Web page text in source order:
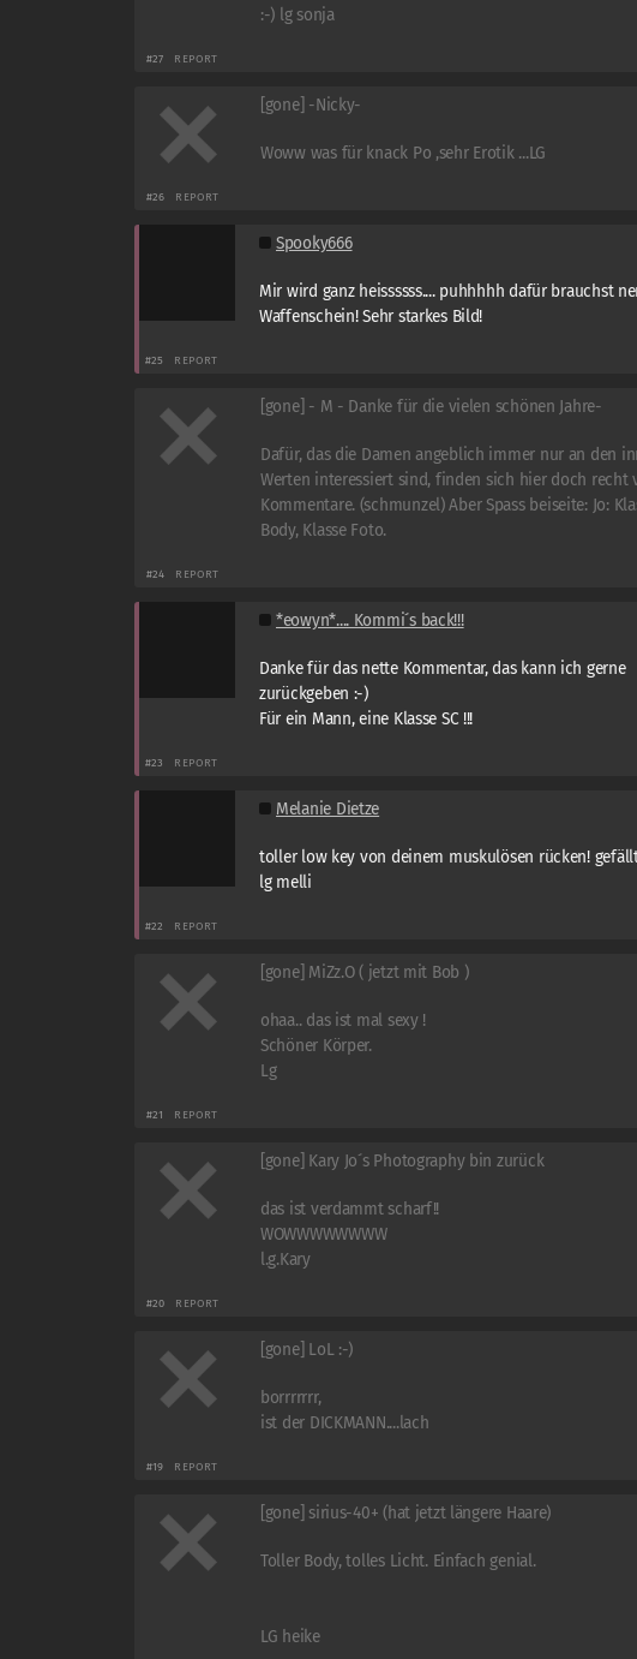
:-) lg sonja
#27 REPORT
[gone] -Nicky-
Woww was für knack Po ,sehr Erotik ...LG
#26 REPORT
Spooky666
Mir wird ganz heissssss.... puhhhhh dafür brauchst
Waffenschein! Sehr starkes Bild!
#25 REPORT
[gone] - M - Danke für die vielen schönen Jahre-
Dafür, das die Damen angeblich immer nur an den
Werten interessiert sind, finden sich hier doch recht
Kommentare. (schmunzel) Aber Spass beiseite: Jo:
Body, Klasse Foto.
#24 REPORT
*eowyn*.... Kommi´s back!!!
Danke für das nette Kommentar, das kann ich gerne
zurückgeben :-)
Für ein Mann, eine Klasse SC !!!
#23 REPORT
Melanie Dietze
toller low key von deinem muskulösen rücken!
lg melli
#22 REPORT
[gone] MiZz.O ( jetzt mit Bob )
ohaa.. das ist mal sexy !
Schöner Körper.
Lg
#21 REPORT
[gone] Kary Jo´s Photography bin zurück
das ist verdammt scharf!!
WOWWWWWWWW
l.g.Kary
#20 REPORT
[gone] LoL :-)
borrrrrrr,
ist der DICKMANN....lach
#19 REPORT
[gone] sirius-40+ (hat jetzt längere Haare)
Toller Body, tolles Licht. Einfach genial.
LG heike